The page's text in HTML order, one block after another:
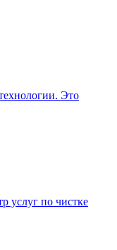
Это
услуг по чистке